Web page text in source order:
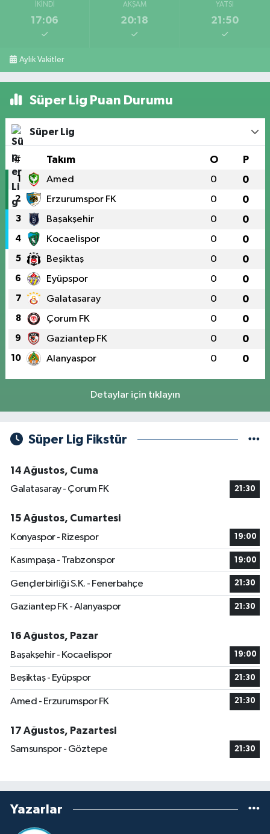
İKINDI
17:06
AKŞAM
20:18
YATSI
21:50
Aylık Vakitler
Süper Lig Puan Durumu
Süper Lig
# Takım O P
1 Amed 0 0
2 Erzurumspor FK 0 0
3 Başakşehir 0 0
4 Kocaelispor 0 0
5 Beşiktaş 0 0
6 Eyüpspor 0 0
7 Galatasaray 0 0
8 Çorum FK 0 0
9 Gaziantep FK 0 0
10 Alanyaspor 0 0
Detaylar için tıklayın
Süper Lig Fikstür
14 Ağustos, Cuma
Galatasaray - Çorum FK
21:30
15 Ağustos, Cumartesi
Konyaspor - Rizespor
19:00
Kasımpaşa - Trabzonspor 19:00
Gençlerbirliği S.K. - Fenerbahçe 21:30
Gaziantep FK - Alanyaspor 21:30
16 Ağustos, Pazar
Başakşehir - Kocaelispor
19:00
Beşiktaş - Eyüpspor 21:30
Amed - Erzurumspor FK 21:30
17 Ağustos, Pazartesi
Samsunspor - Göztepe
21:30
Yazarlar